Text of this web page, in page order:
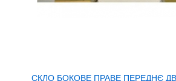
СКЛО БОКОВЕ ПРАВЕ ПЕРЕДНЄ